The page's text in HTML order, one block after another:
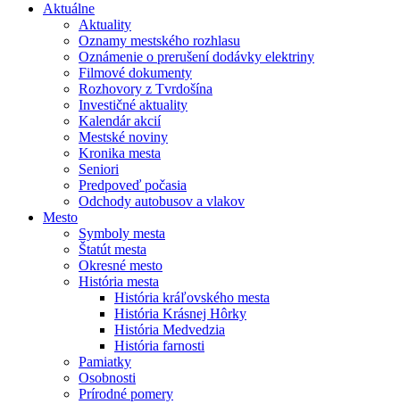
Aktuálne
Aktuality
Oznamy mestského rozhlasu
Oznámenie o prerušení dodávky elektriny
Filmové dokumenty
Rozhovory z Tvrdošína
Investičné aktuality
Kalendár akcií
Mestské noviny
Kronika mesta
Seniori
Predpoveď počasia
Odchody autobusov a vlakov
Mesto
Symboly mesta
Štatút mesta
Okresné mesto
História mesta
História kráľovského mesta
História Krásnej Hôrky
História Medvedzia
História farnosti
Pamiatky
Osobnosti
Prírodné pomery